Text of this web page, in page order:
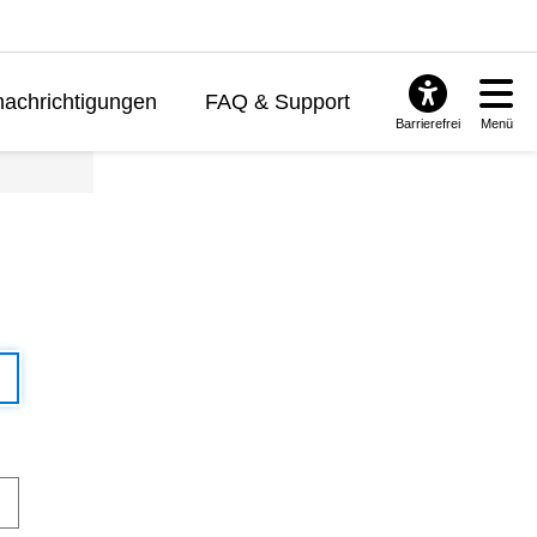
FAQ & Support
Barrierefrei Menü